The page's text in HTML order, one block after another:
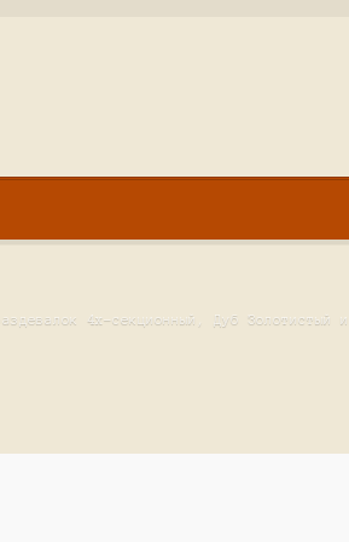
4х-секционный, Дуб Золотистый